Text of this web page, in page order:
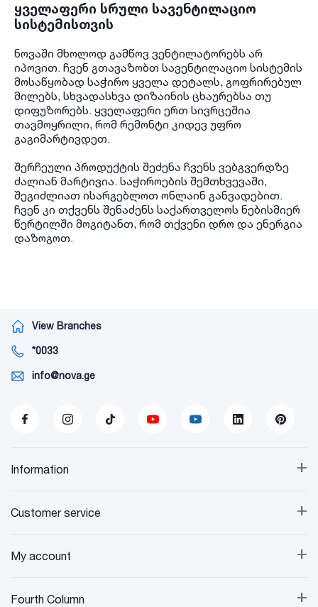
ყველაფერი სრული სავენტილაციო
სისტემისთვის
ნოვაში მხოლოდ გამწოვ ვენტილატორებს არ
იპოვით. ჩვენ გთავაზობთ სავენტილაციო სისტემის
მოსაწყობად საჭირო ყველა დეტალს, გოფრირებულ
მილებს, სხვადასხვა დიზაინის ცხაურებსა თუ
დიფუზორებს. ყველაფერი ერთ სივრცეშია
თავმოყრილი, რომ რემონტი კიდევ უფრო
გაგიმარტივდეთ.
შერჩეული პროდუქტის შეძენა ჩვენს ვებგვერდზე
ძალიან მარტივია. საჭიროების შემთხვევაში,
შეგიძლიათ ისარგებლოთ ონლაინ განვადებით.
ჩვენ კი თქვენს შენაძენს საქართველოს ნებისმიერ
წერტილში მოგიტანთ, რომ თქვენი დრო და ენერგია
დაზოგოთ.
View Branches
*0033
info@nova.ge
+
Information
+
Customer service
+
My account
+
Fourth Column